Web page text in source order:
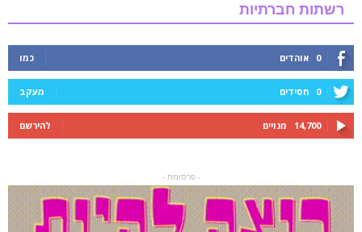
רשתות חברתיות
0 אוהדים כמו
0 חסידים מעקב
14,700 מנויים להירשם
- פרסומת -